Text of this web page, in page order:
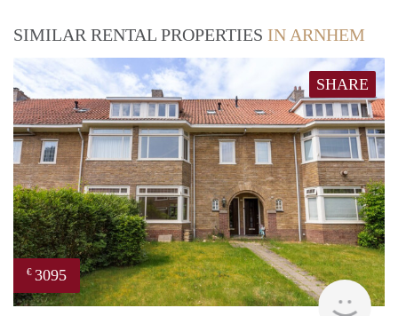
SIMILAR RENTAL PROPERTIES IN ARNHEM
SHARE
€ 3095
Blinq